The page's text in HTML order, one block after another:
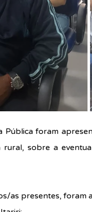
Pública foram
rural, sobre a
as presentes, foram